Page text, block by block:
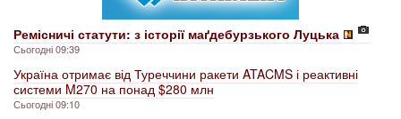
Ремісничі статути: з історії маґдебурзького Луцька
Сьогодні 09:39
Україна отримає від Туреччини ракети ATACMS і реактивні
системи M270 на понад $280 млн
Сьогодні 09:10